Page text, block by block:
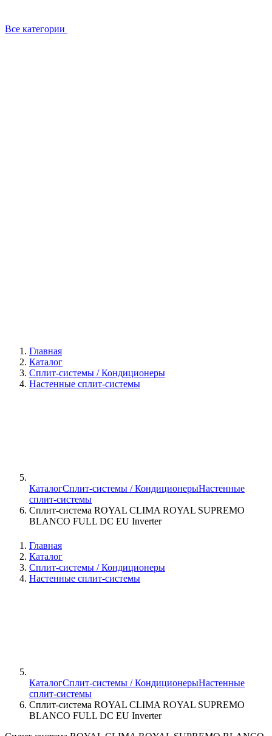
Все категории
Главная
Каталог
Сплит-системы / Кондиционеры
Настенные сплит-системы
КаталогСплит-системы / КондиционерыНастенные
сплит-системы
Сплит-система ROYAL CLIMA ROYAL SUPREMO
BLANCO FULL DC EU Inverter
Главная
Каталог
Сплит-системы / Кондиционеры
Настенные сплит-системы
КаталогСплит-системы / КондиционерыНастенные
сплит-системы
Сплит-система ROYAL CLIMA ROYAL SUPREMO
BLANCO FULL DC EU Inverter